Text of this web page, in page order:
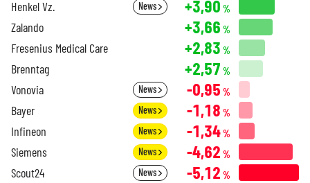
Henkel Vz. News +3,90 %
Zalando +3,66 %
Fresenius Medical Care +2,83 %
Brenntag +2,57 %
Vonovia News -0,95 %
Bayer News -1,18 %
Infineon News -1,34%
Siemens News -4,62 %
Scout24 News -5,12 %